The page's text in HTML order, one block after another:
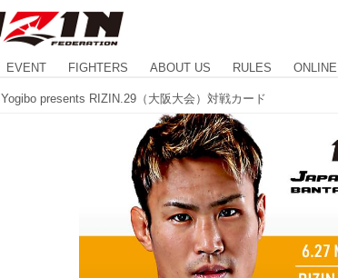
EVENT FIGHTERS ABOUT US RULES
Yogibo presents RIZIN.29（大阪大会）対戦カード